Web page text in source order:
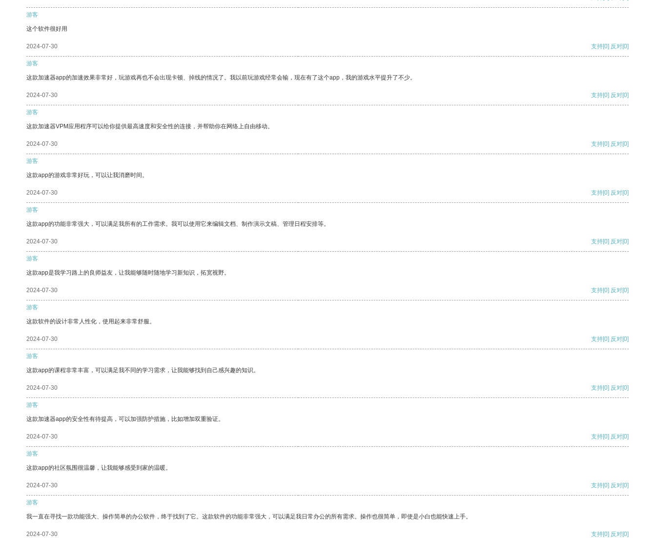
游客
这个软件很好用
2024-07-30 支持[0] 反对[0]
游客
这款加速器app的加速效果非常好，玩游戏再也不会出现卡顿、掉线的情况了。我以前玩游戏经常会输，现在有了这个app，我的游戏水平提升了不少。
2024-07-30 支持[0] 反对[0]
游客
这款加速器VPM应用程序可以给你提供最高速度和安全性的连接，并帮助你在网络上自由移动。
2024-07-30 支持[0] 反对[0]
游客
这款app的游戏非常好玩，可以让我消磨时间。
2024-07-30 支持[0] 反对[0]
游客
这款app的功能非常强大，可以满足我所有的工作需求。我可以使用它来编辑文档、制作演示文稿、管理日程安排等。
2024-07-30 支持[0] 反对[0]
游客
这款app是我学习路上的良师益友，让我能够随时随地学习新知识，拓宽视野。
2024-07-30 支持[0] 反对[0]
游客
这款软件的设计非常人性化，使用起来非常舒服。
2024-07-30 支持[0] 反对[0]
游客
这款app的课程非常丰富，可以满足我不同的学习需求，让我能够找到自己感兴趣的知识。
2024-07-30 支持[0] 反对[0]
游客
这款加速器app的安全性有待提高，可以加强防护措施，比如增加双重验证。
2024-07-30 支持[0] 反对[0]
游客
这款app的社区氛围很温馨，让我能够感受到家的温暖。
2024-07-30 支持[0] 反对[0]
游客
我一直在寻找一款功能强大、操作简单的办公软件，终于找到了它。这款软件的功能非常强大，可以满足我日常办公的所有需求。操作也很简单，即使是小白也能快速上手。
2024-07-30 支持[0] 反对[0]